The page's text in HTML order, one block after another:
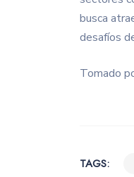
busca
desafíos
Tomado
TAGS: